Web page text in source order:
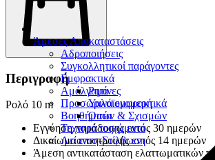
Άμεσες Αποκαταστάσεις
Αδροποιήσεις
Συγκολλητικοί παράγοντες
Εμφρακτικά
Ρητίνες
Υαλοϊονομερή
Οπών & Σχισμών
Αμάλγαμα
Προσωρινά εμφρακτικά
Βοηθήματα
Τεχνητά τοιχώματα
Λείανση-Στίλβωση
Περιγραφή
Ρολό 10 m
Εγγύηση παράδοσης εντός 30 ημερών
Δικαίωμα επιστροφής εντός 14 ημερών
Άμεση αντικατάσταση ελαττωματικών